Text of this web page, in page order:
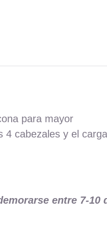
para mayor
4 cabezales y el
entre 7-10